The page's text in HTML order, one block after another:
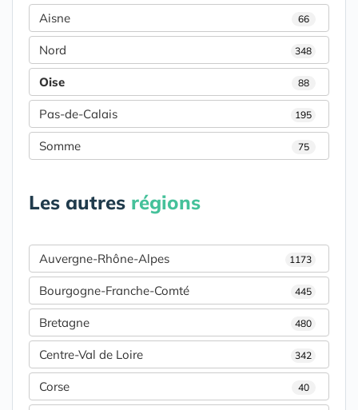
Aisne 66
Nord 348
Oise 88
Pas-de-Calais 195
Somme 75
Les autres régions
Auvergne-Rhône-Alpes 1173
Bourgogne-Franche-Comté 445
Bretagne 480
Centre-Val de Loire 342
Corse 40